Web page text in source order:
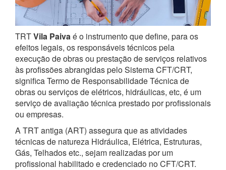
TRTVila Paivaé o instrumento que define, para os
efeitos legais, os responsáveis técnicos pela
execução de obras ou prestação de serviços relativos
às profissões abrangidas pelo Sistema CFT/CRT,
significa Termo de Responsabilidade Técnica de
obras ou serviços de elétricos, hidráulicas, etc, é um
serviço de avaliação técnica prestado por profissionais
ou empresas.
A TRT antiga (ART) assegura que as atividades
técnicas de natureza Hidráulica, Elétrica, Estruturas,
Gás, Telhados etc., sejam realizadas por um
profissional habilitado e credenciado no CFT/CRT.